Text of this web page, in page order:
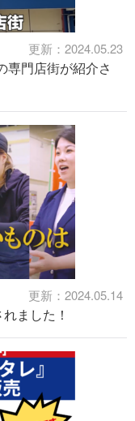
更新：2024.05.23
専門店街が紹介さ
更新：2024.05.14
ました！